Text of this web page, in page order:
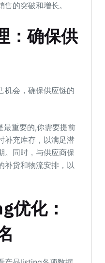
的突破和增长。
确保供
机会，确保供应链的
最重要的,你需要提前
补充库存，以满足潜
。同时，与供应商保
补货和物流安排，以
化：